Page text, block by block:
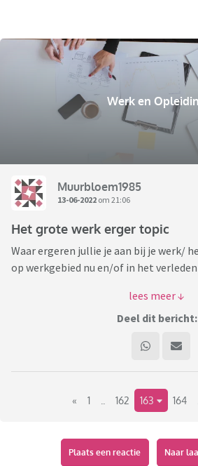
Werk en
Muurbloem1985
13-06-2022 om 21:06
Het grote werk erger topic
Waar ergeren jullie je aan bij je werk/
op werkgebied nu en/of in het
- Collega's die achter de rug om
leidinggevende zeggen zonder jou
- Bedrijven die geen goed
- Het gezeur van collega's op elkaar,
houdt, hoe laat iemand komt werken
Deel dit bericht:
« 1 162 163 164
Plaats een reactie Naar